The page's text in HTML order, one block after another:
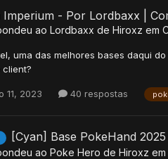
Imperium - Por Lordbaxx |
ao Lordbaxx de Hiroxz em
uma das melhores bases daqui
11, 2023 40 respostas
[Cyan] Base PokeHand 2025
ao Poke Hero de Hiroxz em